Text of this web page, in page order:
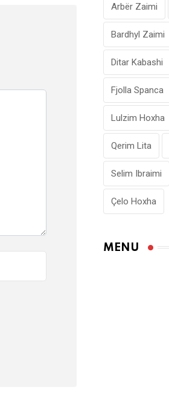
Arbër Zaimi
Bardhyl Zaimi
Ditar Kabashi
Fjolla Spanca
Lulzim Hoxha
Qerim Lita
Selim Ibraimi
Çelo Hoxha
MENU